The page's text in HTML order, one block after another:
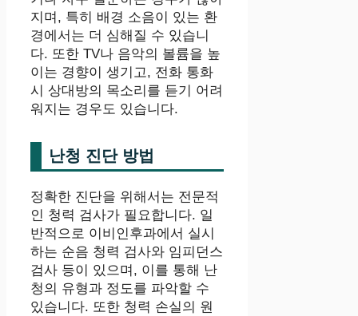
지며, 특히 배경 소음이 있는 환
경에서는 더 심해질 수 있습니
다. 또한 TV나 음악의 볼륨을 높
이는 경향이 생기고, 전화 통화
시 상대방의 목소리를 듣기 어려
워지는 경우도 있습니다.
난청 진단 방법
정확한 진단을 위해서는 전문적
인 청력 검사가 필요합니다. 일
반적으로 이비인후과에서 실시
하는 순음 청력 검사와 임피던스
검사 등이 있으며, 이를 통해 난
청의 유형과 정도를 파악할 수
있습니다. 또한 청력 손실의 원